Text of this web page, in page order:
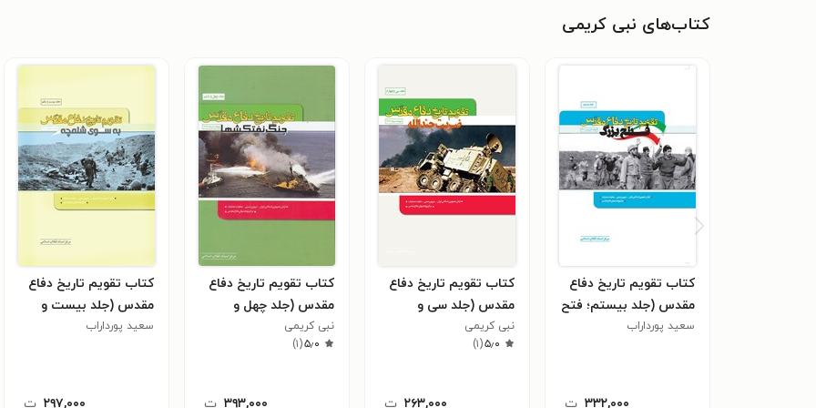
کتاب‌های نبی کریمی
کتاب تقویم تاریخ دفاع
مقدس (جلد بیستم؛ فتح
بزرگ)
سعید پورداراب
۳۳۲,۰۰۰ ت
کتاب تقویم تاریخ دفاع
مقدس (جلد سی و
چهارم؛ ضربت جندالله)
نبی کریمی
۵٫۰(۱)
۲۶۳,۰۰۰ ت
کتاب تقویم تاریخ دفاع
مقدس (جلد چهل و
ششم؛ جنگ نفت کش
ها)
نبی کریمی
۵٫۰(۱)
۳۹۳,۰۰۰ ت
کتاب تقویم تاریخ دفاع
مقدس (جلد بیست و
یکم؛ به سوی شلمچه)
سعید پورداراب
۲۹۷,۰۰۰ ت